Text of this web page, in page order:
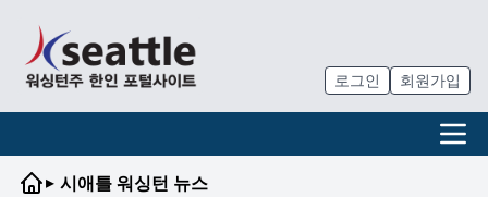
로그인 회원가입
▸ 시애틀 워싱턴 뉴스